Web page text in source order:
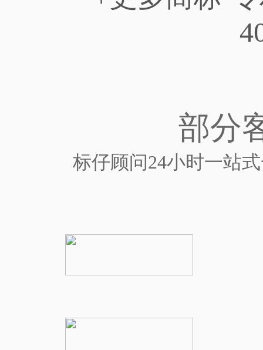
部分
标仔顾问24小时一站